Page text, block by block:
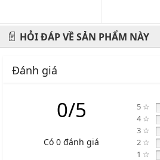
HỎI ĐÁP VỀ SẢN PHẨM NÀY
Đánh giá
0/5
Có 0 đánh giá
5 ☆
4 ☆
3 ☆
2 ☆
1 ☆